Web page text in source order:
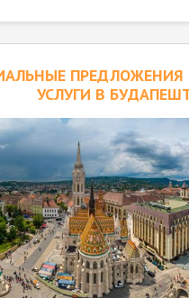
ПРЕДЛОЖЕНИЯ
УСЛУГИ В